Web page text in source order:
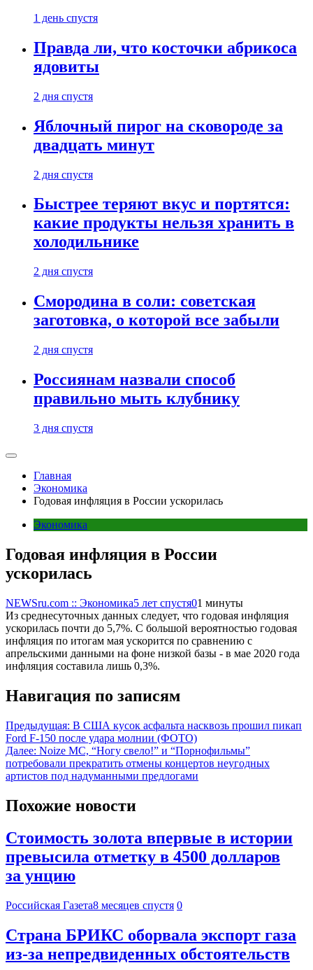
1 день спустя
Правда ли, что косточки абрикоса
ядовиты
2 дня спустя
Яблочный пирог на сковороде за
двадцать минут
2 дня спустя
Быстрее теряют вкус и портятся:
какие продукты нельзя хранить в
холодильнике
2 дня спустя
Смородина в соли: советская
заготовка, о которой все забыли
2 дня спустя
Россиянам назвали способ
правильно мыть клубнику
3 дня спустя
Главная
Экономика
Годовая инфляция в России ускорилась
Экономика
Годовая инфляция в России
ускорилась
NEWSru.com :: Экономика5 лет спустя01 минуты
Из среднесуточных данных следует, что годовая инфляция
ускорилась почти до 5,7%. С большой вероятностью годовая
инфляция по итогам мая ускорится по сравнению с
апрельскими данными на фоне низкой базы - в мае 2020 года
инфляция составила лишь 0,3%.
Навигация по записям
Предыдущая: В США кусок асфальта насквозь прошил пикап
Ford F-150 после удара молнии (ФОТО)
Далее: Noize MC, “Ногу свело!” и “Порнофильмы”
потребовали прекратить отмены концертов неугодных
артистов под надуманными предлогами
Похожие новости
Стоимость золота впервые в истории
превысила отметку в 4500 долларов
за унцию
Российская Газета8 месяцев спустя 0
Страна БРИКС оборвала экспорт газа
из-за непредвиденных обстоятельств